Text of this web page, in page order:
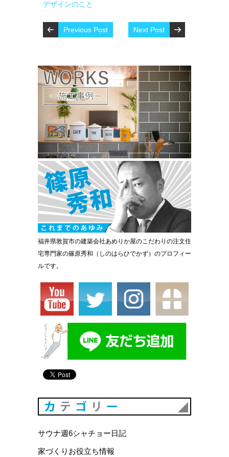
デザインのこと
Previous Post Next Post
福井県敦賀市の建築会社あめりか屋のこだわりの注文住
宅専門家の篠原秀和（しのはらひでかず）のプロフィー
ルです。
サウナ週6シャチョー日記
家づくりお役立ち情報